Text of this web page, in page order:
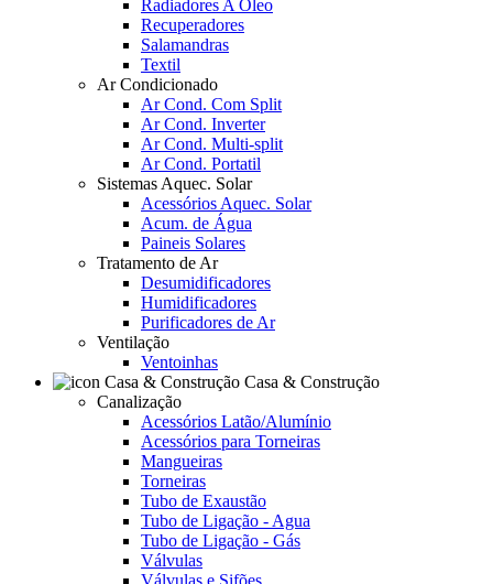
Radiadores A Oleo
Recuperadores
Salamandras
Textil
Ar Condicionado
Ar Cond. Com Split
Ar Cond. Inverter
Ar Cond. Multi-split
Ar Cond. Portatil
Sistemas Aquec. Solar
Acessórios Aquec. Solar
Acum. de Água
Paineis Solares
Tratamento de Ar
Desumidificadores
Humidificadores
Purificadores de Ar
Ventilação
Ventoinhas
Casa & Construção
Canalização
Acessórios Latão/Alumínio
Acessórios para Torneiras
Mangueiras
Torneiras
Tubo de Exaustão
Tubo de Ligação - Agua
Tubo de Ligação - Gás
Válvulas
Válvulas e Sifões